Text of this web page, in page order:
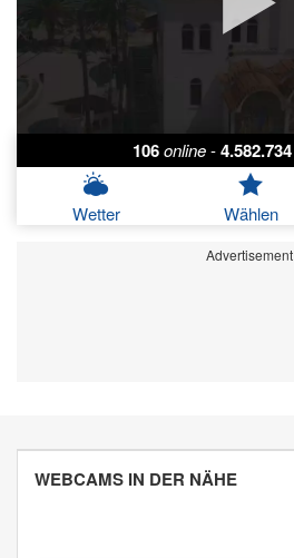
106online-4.582.734
Wetter Wählen
Advertisement
WEBCAMS IN DER NÄHE